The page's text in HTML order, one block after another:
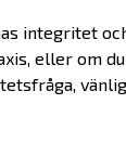
integritet
eller om